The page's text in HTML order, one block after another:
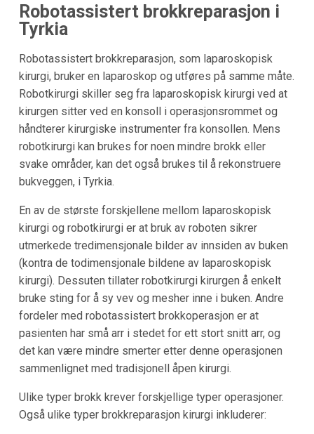
Robotassistert brokkreparasjon i
Tyrkia
Robotassistert brokkreparasjon, som laparoskopisk
kirurgi, bruker en laparoskop og utføres på samme måte.
Robotkirurgi skiller seg fra laparoskopisk kirurgi ved at
kirurgen sitter ved en konsoll i operasjonsrommet og
håndterer kirurgiske instrumenter fra konsollen. Mens
robotkirurgi kan brukes for noen mindre brokk eller
svake områder, kan det også brukes til å rekonstruere
bukveggen, i Tyrkia.
En av de største forskjellene mellom laparoskopisk
kirurgi og robotkirurgi er at bruk av roboten sikrer
utmerkede tredimensjonale bilder av innsiden av buken
(kontra de todimensjonale bildene av laparoskopisk
kirurgi). Dessuten tillater robotkirurgi kirurgen å enkelt
bruke sting for å sy vev og mesher inne i buken. Andre
fordeler med robotassistert brokkoperasjon er at
pasienten har små arr i stedet for ett stort snitt arr, og
det kan være mindre smerter etter denne operasjonen
sammenlignet med tradisjonell åpen kirurgi.
Ulike typer brokk krever forskjellige typer operasjoner.
Også ulike typer brokkreparasjon kirurgi inkluderer: